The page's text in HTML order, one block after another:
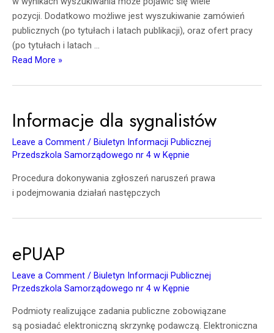
pozycji. Dodatkowo możliwe jest wyszukiwanie zamówień
publicznych (po tytułach i latach publikacji), oraz ofert pracy
(po tytułach i latach …
Read More »
Informacje dla sygnalistów
Leave a Comment / Biuletyn Informacji Publicznej
Przedszkola Samorządowego nr 4 w Kępnie
Procedura dokonywania zgłoszeń naruszeń prawa
i podejmowania działań następczych
ePUAP
Leave a Comment / Biuletyn Informacji Publicznej
Przedszkola Samorządowego nr 4 w Kępnie
Podmioty realizujące zadania publiczne zobowiązane
są posiadać elektroniczną skrzynkę podawczą. Elektroniczna
ePUAP